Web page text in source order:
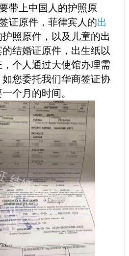
带上中国人的护照原
证原件，菲律宾人的出
照原件，以及儿童的出
结婚证原件，出生纸以
个人通过大使馆办理需
您委托我们华商签证协
个月的时间。